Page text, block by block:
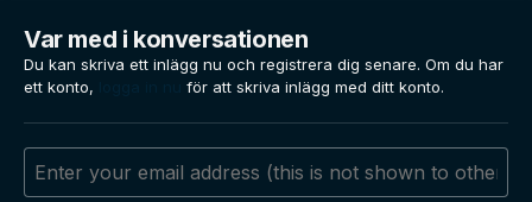
Var med i konversationen
Du kan skriva ett inlägg nu och registrera dig senare. Om du har
ett konto,
för att skriva inlägg med ditt konto.